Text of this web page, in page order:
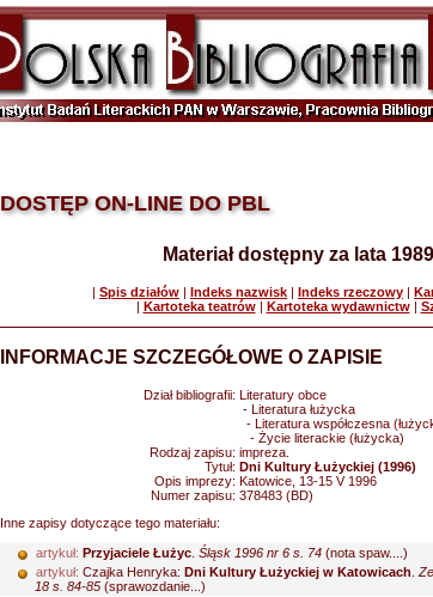
DOSTĘP ON-LINE DO PBL
Materiał dostępny za lata
| Spis działów | Indeks nazwisk | Indeks rzeczowy |
| Kartoteka teatrów| Kartoteka wydawnictw|
INFORMACJE SZCZEGÓŁOWE O ZAPISIE
Dział bibliografii: Literatury obce
- Literatura łużycka
- Literatura współczesna
- Życie literackie (łużycka)
Rodzaj zapisu: impreza.
Tytuł: Dni Kultury Łużyckiej (1996)
Opis imprezy: Katowice, 13-15 V 1996
Numer zapisu: 378483 (BD)
Inne zapisy dotyczące tego materiału:
artykuł: Przyjaciele Łużyc Śląsk 1996 nr 6 s. 74 (nota spaw....)
artykuł: Czajka Henryka: Dni Kultury Łużyckiej w Katowicach
18 s. 84-85 (sprawozdanie...)